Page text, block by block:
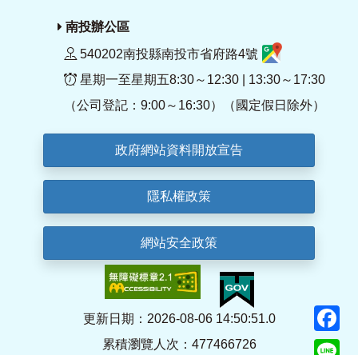
南投辦公區
540202南投縣南投市省府路4號
星期一至星期五8:30～12:30 | 13:30～17:30
（公司登記：9:00～16:30）（國定假日除外）
政府網站資料開放宣告
隱私權政策
網站安全政策
更新日期：2026-08-06 14:50:51.0
累積瀏覽人次：477466726